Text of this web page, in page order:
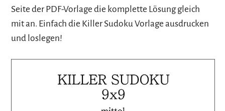
Seite der PDF-Vorlage die komplette Lösung gleich
mit an. Einfach die Killer Sudoku Vorlage ausdrucken
und loslegen!